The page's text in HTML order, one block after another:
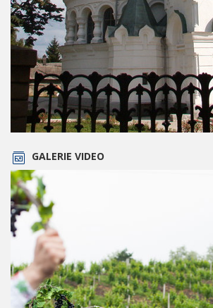
GALERIE VIDEO